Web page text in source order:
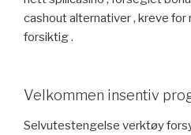
cashout alternativer , kreve for
forsiktig .
Velkommen insentiv
Selvutestengelse verktøy